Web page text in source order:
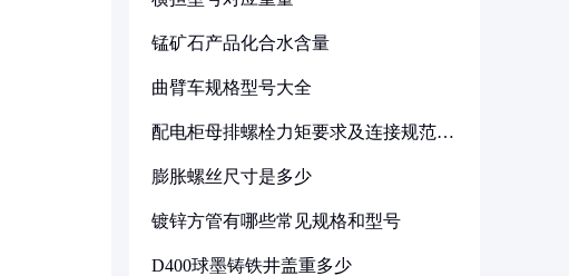
锰矿石产品化合水含量
曲臂车规格型号大全
配电柜母排螺栓力矩要求及连接规范详
膨胀螺丝尺寸是多少
镀锌方管有哪些常见规格和型号
D400球墨铸铁井盖重多少